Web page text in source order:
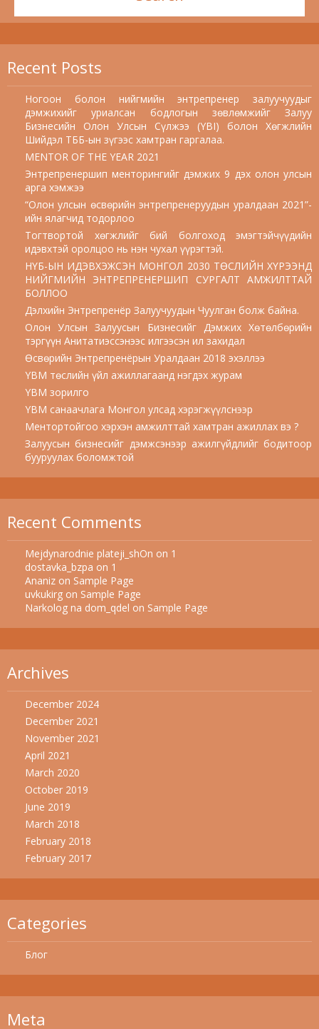
Recent Posts
Ногоон болон нийгмийн энтрепренер залуучуудыг
дэмжихийг уриалсан бодлогын зөвлөмжийг Залуу
Бизнесийн Олон Улсын Сүлжээ (YBI) болон Хөгжлийн
Шийдэл ТББ-ын зүгээс хамтран гаргалаа.
MENTOR OF THE YEAR 2021
Энтрепренершип менторингийг дэмжих 9 дэх олон улсын
арга хэмжээ
“Олон улсын өсвөрийн энтрепренеруудын уралдаан 2021”-
ийн ялагчид тодорлоо
Тогтвортой хөгжлийг бий болгоход эмэгтэйчүүдийн
идэвхтэй оролцоо нь нэн чухал үүрэгтэй.
НҮБ-ЫН ИДЭВХЭЖСЭН МОНГОЛ 2030 ТӨСЛИЙН ХҮРЭЭНД
НИЙГМИЙН ЭНТРЕПРЕНЕРШИП СУРГАЛТ АМЖИЛТТАЙ
БОЛЛОО
Дэлхийн Энтрепренёр Залуучуудын Чуулган болж байна.
Олон Улсын Залуусын Бизнесийг Дэмжих Хөтөлбөрийн
тэргүүн Анитатиэссэнээс илгээсэн ил захидал
Өсвөрийн Энтрепренёрын Уралдаан 2018 эхэллээ
YBM төслийн үйл ажиллагаанд нэгдэх журам
YBM зорилго
YBM санаачлага Монгол улсад хэрэгжүүлснээр
Ментортойгоо хэрхэн амжилттай хамтран ажиллах вэ ?
Залуусын бизнесийг дэмжсэнээр ажилгүйдлийг бодитоор
бууруулах боломжтой
Recent Comments
Mejdynarodnie plateji_shOn on 1
dostavka_bzpa on 1
Ananiz on Sample Page
uvkukirg on Sample Page
Narkolog na dom_qdel on Sample Page
Archives
December 2024
December 2021
November 2021
April 2021
March 2020
October 2019
June 2019
March 2018
February 2018
February 2017
Categories
Блог
Meta